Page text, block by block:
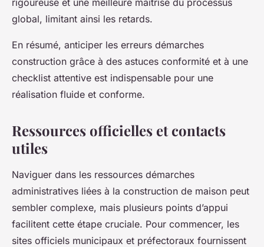
global, limitant ainsi les retards.
En résumé, anticiper les erreurs démarches
construction grâce à des astuces conformité et à une
checklist attentive est indispensable pour une
réalisation fluide et conforme.
Ressources officielles et contacts
utiles
Naviguer dans les ressources démarches
administratives liées à la construction de maison peut
sembler complexe, mais plusieurs points d’appui
facilitent cette étape cruciale. Pour commencer, les
sites officiels municipaux et préfectoraux fournissent